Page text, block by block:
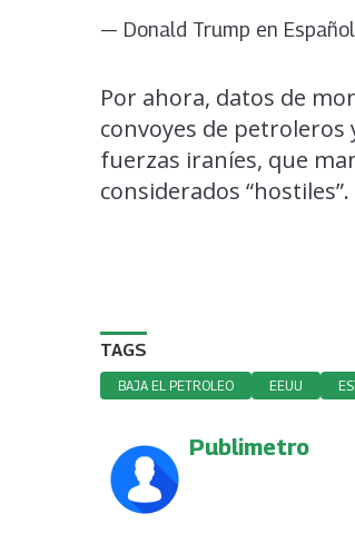
— Donald Trump en
Por ahora, datos de
convoyes de petroleros
fuerzas iraníes, que
considerados “hostiles”.
TAGS
BAJA EL PETROLEO EEUU
Publimetro